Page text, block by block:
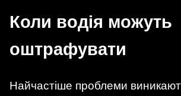
Коли водія можуть
оштрафувати
Найчастіше проблеми